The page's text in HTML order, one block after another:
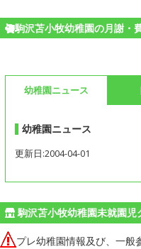
駒沢苫小牧幼稚園の月謝・
幼稚園ニュース
幼稚園ニュース
更新日:2004-04-01
駒沢苫小牧幼稚園未就園
プレ幼稚園情報及び、一般